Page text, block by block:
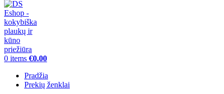
0 items €0.00
Pradžia
Prekių ženklai